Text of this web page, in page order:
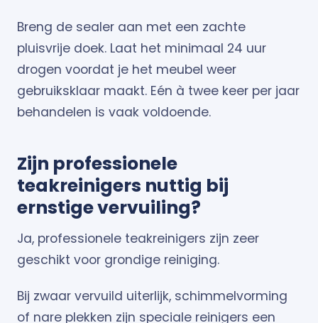
Breng de sealer aan met een zachte
pluisvrije doek. Laat het minimaal 24 uur
drogen voordat je het meubel weer
gebruiksklaar maakt. Eén à twee keer per jaar
behandelen is vaak voldoende.
Zijn professionele
teakreinigers nuttig bij
ernstige vervuiling?
Ja, professionele teakreinigers zijn zeer
geschikt voor grondige reiniging.
Bij zwaar vervuild uiterlijk, schimmelvorming
of nare plekken zijn speciale reinigers een